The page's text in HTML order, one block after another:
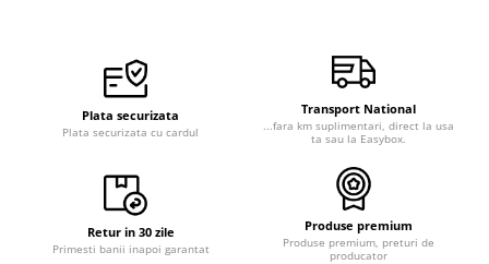
Plata securizata
Plata securizata cu cardul
Transport National
...fara km suplimentari, direct la usa
ta sau la Easybox.
Retur in 30 zile
Primesti banii inapoi garantat
Produse premium
Produse premium, preturi de
producator